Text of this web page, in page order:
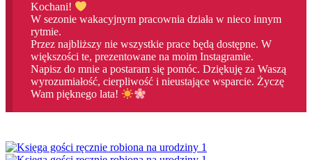
Kochani!
W sezonie wakacyjnym pracownia działa w nieco innym
rytmie.
Przez najbliższy nie wszystkie prace będą dostępne. W
większości te, prezentowane na moim Instagramie.
Napisz do mnie a postaram się pomóc. Dziękuję za Waszą
wyrozumiałość, cierpliwość i nieustające wsparcie. Życzę
Wam pięknego lata!